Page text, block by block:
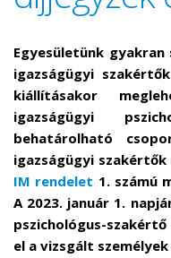
Egyesületünk gyakran
igazságügyi
kiállításakor
igazságügyi
behatárolható
igazságügyi szakértők
IM rendelet 1. számú
A 2023. január 1.
pszichológus-
el a vizsgált